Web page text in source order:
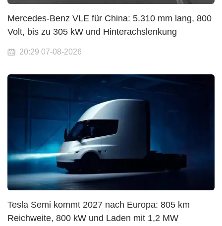
Mercedes-Benz VLE für China: 5.310 mm lang, 800
Volt, bis zu 305 kW und Hinterachslenkung
20:29 07-08-2026
Tesla Semi kommt 2027 nach Europa: 805 km
Reichweite, 800 kW und Laden mit 1,2 MW